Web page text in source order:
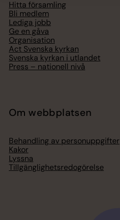
Hitta församling
Bli medlem
Lediga jobb
Ge en gåva
Organisation
Act Svenska kyrkan
Svenska kyrkan i utlandet
Press – nationell nivå
Om webbplatsen
Behandling av personuppgifter
Kakor
Lyssna
Tillgänglighetsredogörelse